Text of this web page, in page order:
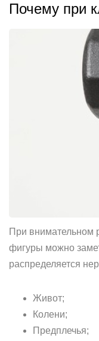
Почему при
При внимательном
фигуры можно
распределяется
Живот;
Колени;
Предплечья;